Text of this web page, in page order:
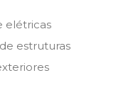
elétricas
estruturas